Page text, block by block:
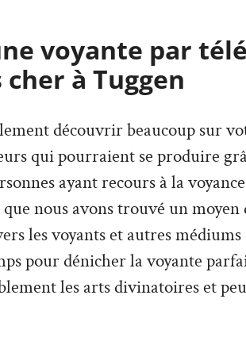
voyante par
cher à Tuggen
découvrir beaucoup sur
qui pourraient se produire
ayant recours à la
nous avons trouvé un
les voyants et autres médiums
pour dénicher la voyante
les arts divinatoires et